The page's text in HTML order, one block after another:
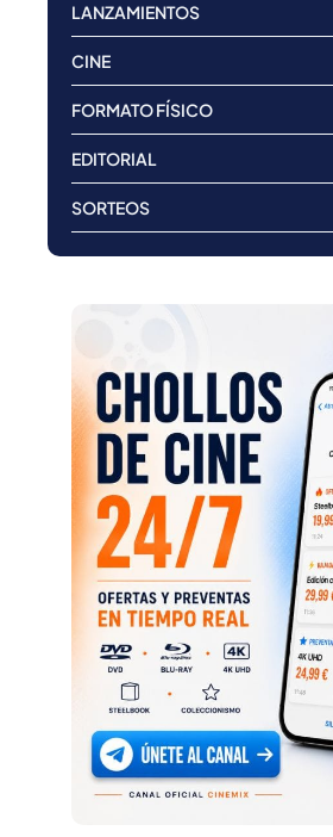
LANZAMIENTOS
CINE
FORMATO FÍSICO
EDITORIAL
SORTEOS